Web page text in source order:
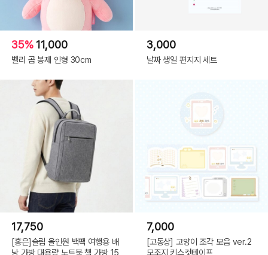
35% 11,000
벨리 곰 봉제 인형 30cm
3,000
날짜 생일 편지지 세트
17,750
[홍은]슬림 올인원 백팩 여행용 배
낭 가방 대용량 노트북 책 가방 15
7,000
[고동상] 고양이 조각 모음 ver.2
모조지 키스컷테이프